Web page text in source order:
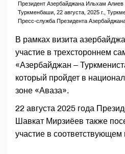
Президент Азербайджана Ильхам
Туркменбаши, 22 августа, 2025 г.,
Пресс-служба Президента
В рамках визита
участие в трехстороннем
«Азербайджан –
который пройдет в
зоне «Аваза».
22 августа 2025 года
Шавкат Мирзиёев также
участие в